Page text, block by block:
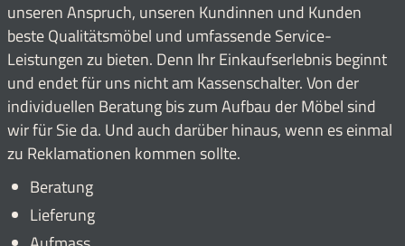
unseren Anspruch, unseren Kundinnen und Kunden
beste Qualitätsmöbel und umfassende Service-
Leistungen zu bieten. Denn Ihr Einkaufserlebnis beginnt
und endet für uns nicht am Kassenschalter. Von der
individuellen Beratung bis zum Aufbau der Möbel sind
wir für Sie da. Und auch darüber hinaus, wenn es einmal
zu Reklamationen kommen sollte.
Beratung
Lieferung